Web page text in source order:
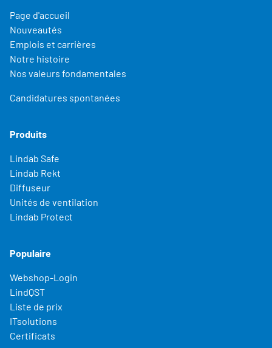
Page d'accueil
Nouveautés
Emplois et carrières
Notre histoire
Nos valeurs fondamentales
Candidatures spontanées
Produits
Lindab Safe
Lindab Rekt
Diffuseur
Unités de ventilation
Lindab Protect
Populaire
Webshop-Login
LindQST
Liste de prix
ITsolutions
Certificats